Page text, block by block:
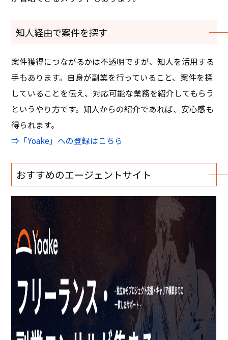
知人経由で案件を探す
案件獲得につながるかは不透明ですが、知人を活用する
手もあります。自身が副業を行っていること、案件を探
していることを伝え、対応可能な業務を紹介してもらう
というやり方です。知人からの紹介であれば、安心感も
得られます。
⇒「Yoake」への登録はこちら
おすすめのエージェントサイト